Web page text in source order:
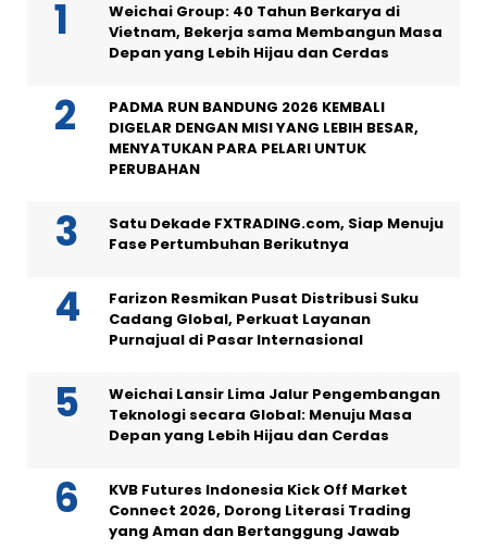
Weichai Group: 40 Tahun Berkarya di
Vietnam, Bekerja sama Membangun Masa
Depan yang Lebih Hijau dan Cerdas
PADMA RUN BANDUNG 2026 KEMBALI
DIGELAR DENGAN MISI YANG LEBIH BESAR,
MENYATUKAN PARA PELARI UNTUK
PERUBAHAN
Satu Dekade FXTRADING.com, Siap Menuju
Fase Pertumbuhan Berikutnya
Farizon Resmikan Pusat Distribusi Suku
Cadang Global, Perkuat Layanan
Purnajual di Pasar Internasional
Weichai Lansir Lima Jalur Pengembangan
Teknologi secara Global: Menuju Masa
Depan yang Lebih Hijau dan Cerdas
KVB Futures Indonesia Kick Off Market
Connect 2026, Dorong Literasi Trading
yang Aman dan Bertanggung Jawab